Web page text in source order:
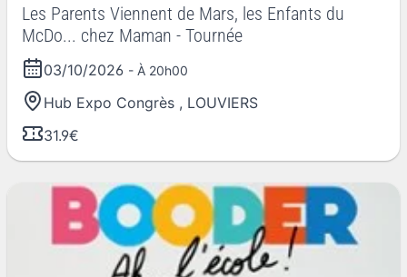
Les Parents Viennent de Mars, les Enfants du
McDo... chez Maman - Tournée
03/10/2026 - À 20h00
Hub Expo Congrès , LOUVIERS
31.9€